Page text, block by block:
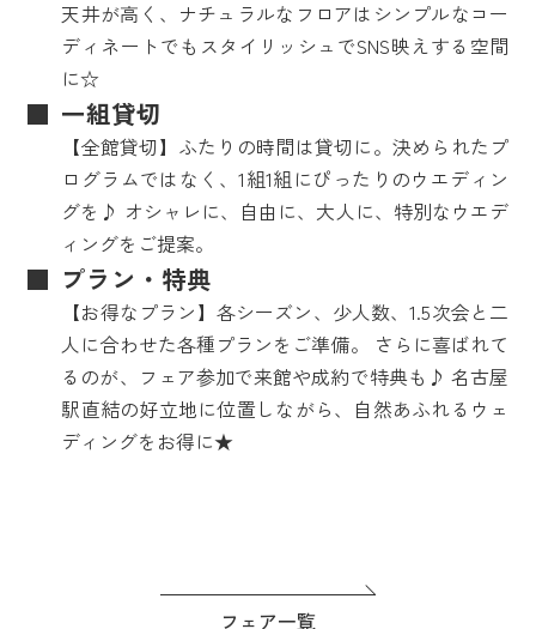
天井が高く、ナチュラルなフロアはシンプルなコー
ディネートでもスタイリッシュでSNS映えする空間
に☆
一組貸切
【全館貸切】ふたりの時間は貸切に。決められたプ
ログラムではなく、1組1組にぴったりのウエディン
グを♪ オシャレに、自由に、大人に、特別なウエデ
ィングをご提案。
プラン・特典
【お得なプラン】各シーズン、少人数、1.5次会と二
人に合わせた各種プランをご準備。 さらに喜ばれて
るのが、フェア参加で来館や成約で特典も♪ 名古屋
駅直結の好立地に位置しながら、自然あふれるウェ
ディングをお得に★
フェア一覧